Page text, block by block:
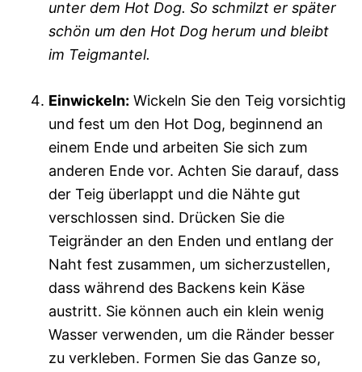
unter dem Hot Dog. So schmilzt er später
schön um den Hot Dog herum und bleibt
im Teigmantel.
Einwickeln: Wickeln Sie den Teig vorsichtig
und fest um den Hot Dog, beginnend an
einem Ende und arbeiten Sie sich zum
anderen Ende vor. Achten Sie darauf, dass
der Teig überlappt und die Nähte gut
verschlossen sind. Drücken Sie die
Teigränder an den Enden und entlang der
Naht fest zusammen, um sicherzustellen,
dass während des Backens kein Käse
austritt. Sie können auch ein klein wenig
Wasser verwenden, um die Ränder besser
zu verkleben. Formen Sie das Ganze so,